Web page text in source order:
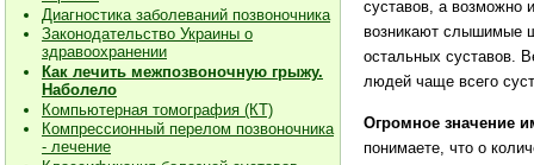
Диагностика заболеваний позвоночника
Законодательство Украины о
здравоохранении
Как лечить межпозвоночную грыжу.
Наболело
Компьютерная томография (КТ)
Компрессионный перелом позвоночника
- лечение
суставов, а возможно
возникают слышимые
остальных суставов.
людей чаще всего
Огромное значение
понимаете, что о